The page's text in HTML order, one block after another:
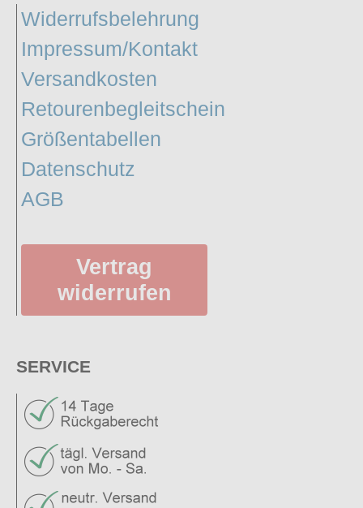
Widerrufsbelehrung
Impressum/Kontakt
Versandkosten
Retourenbegleitschein
Größentabellen
Datenschutz
AGB
Vertrag
widerrufen
SERVICE